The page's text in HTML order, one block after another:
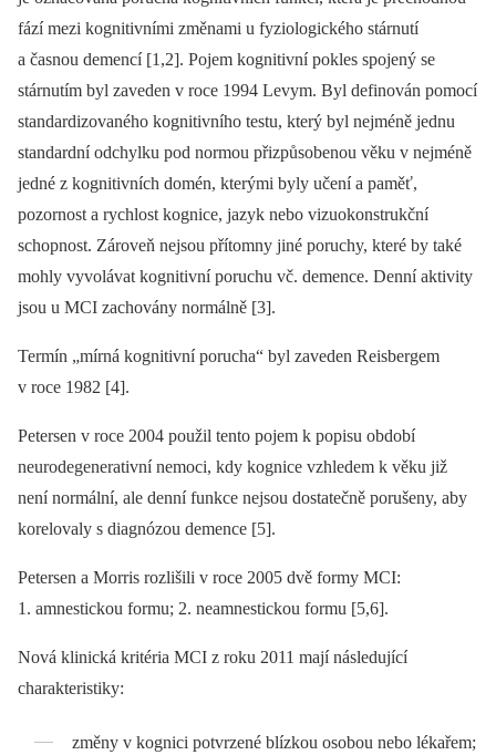
fází mezi kognitivními změnami u fyziologického stárnutí
a časnou demencí [1,2]. Pojem kognitivní pokles spojený se
stárnutím byl zaveden v roce 1994 Levym. Byl definován pomocí
standardizovaného kognitivního testu, který byl nejméně jednu
standardní odchylku pod normou přizpůsobenou věku v nejméně
jedné z kognitivních domén, kterými byly učení a paměť,
pozornost a rychlost kognice, jazyk nebo vizuokonstrukční
schopnost. Zároveň nejsou přítomny jiné poruchy, které by také
mohly vyvolávat kognitivní poruchu vč. demence. Denní aktivity
jsou u MCI zachovány normálně [3].
Termín „mírná kognitivní porucha“ byl zaveden Reisbergem
v roce 1982 [4].
Petersen v roce 2004 použil tento pojem k popisu období
neurodegenerativní nemoci, kdy kognice vzhledem k věku již
není normální, ale denní funkce nejsou dostatečně porušeny, aby
korelovaly s diagnózou demence [5].
Petersen a Morris rozlišili v roce 2005 dvě formy MCI:
1. amnestickou formu; 2. neamnestickou formu [5,6].
Nová klinická kritéria MCI z roku 2011 mají následující
charakteristiky:
změny v kognici potvrzené blízkou osobou nebo lékařem;